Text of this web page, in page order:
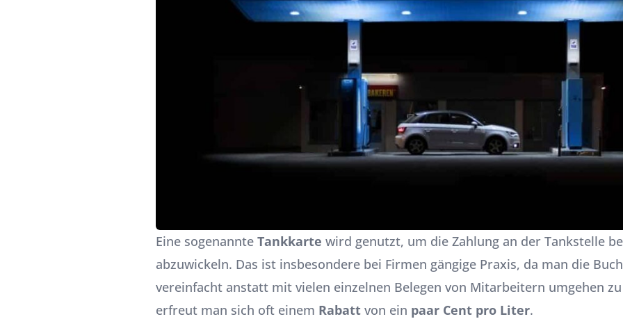
Eine sogenannte Tankkarte wird genutzt, um die Zahlung an der Tankstelle
abzuwickeln. Das ist insbesondere bei Firmen gängige Praxis, da man die
vereinfacht anstatt mit vielen einzelnen Belegen von Mitarbeitern umgehen
erfreut man sich oft einem Rabatt von ein paar Cent pro Liter.